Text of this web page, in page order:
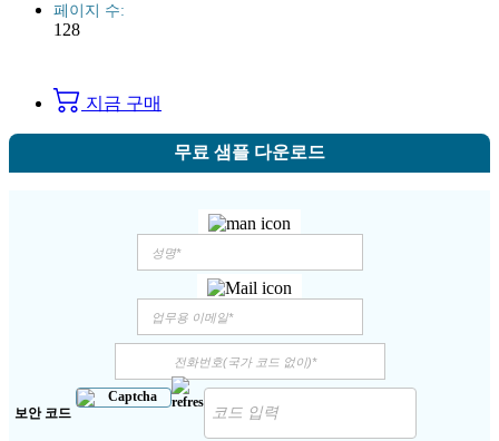
페이지 수:
128
지금 구매
무료 샘플 다운로드
보안 코드